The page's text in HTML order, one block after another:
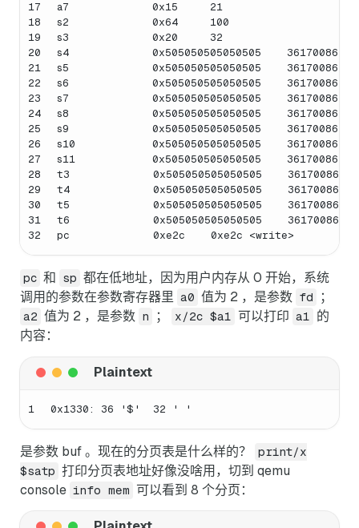
17
18
19
20
21
22
23
24
25
26
27
28
29
30
31
32
a7             0x15     21
s2             0x64     100
s3             0x20     32
s4             0x505050505050505
s5             0x505050505050505
s6             0x505050505050505
s7             0x505050505050505
s8             0x505050505050505
s9             0x505050505050505
s10            0x505050505050505
s11            0x505050505050505
t3             0x505050505050505
t4             0x505050505050505
t5             0x505050505050505
t6             0x505050505050505
pc             0xe2c    0xe2c <write>
pc 和 sp 都在低地址，因为用户内存从 0 开始，系统
调用的参数在参数寄存器里 a0 值为 2 ，是参数 fd ；
a2 值为 2 ，是参数 n ； x/2c $a1 可以打印 a1
的
内容：
1 0x1330: 36 '$'  32 ' '
是参数 buf 。现在的分页表是什么样的？
print/x
$satp 打印分页表地址好像没啥用，切到 qemu
console info mem 可以看到 8 个分页：